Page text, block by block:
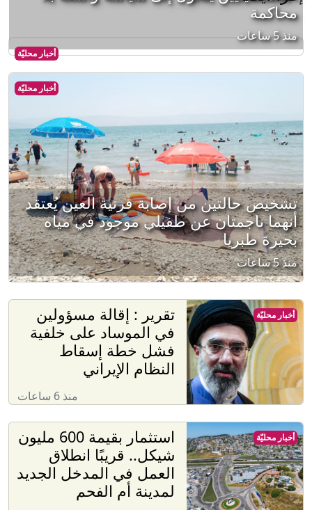
أخبار محليّة
محاكمة
منذ 5 ساعات
أخبار محليّة
تشخيص حالتين من إصابة قرنية العين يُعتقد
أنهما ناجمتان عن طفيلي موجود في مياه
بحيرة طبريا
منذ 5 ساعات
تقرير : إقالة مسؤولين
في الموساد على خلفية
فشل خطة إسقاط
النظام الإيراني
منذ 6 ساعات
أخبار محليّة
استثمار بقيمة 600 مليون
شيكل.. قريبًا انطلاق
العمل في المدخل الجديد
لمدينة أم الفحم
أخبار محليّة